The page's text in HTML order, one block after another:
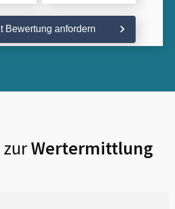
Bewertung anfordern
Wertermittlung